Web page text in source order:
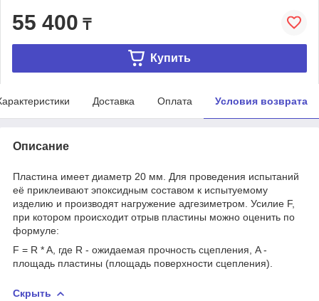
55 400 ₸
Купить
Доставка Оплата Условия возврата
Описание
Пластина имеет диаметр 20 мм. Для проведения испытаний
её приклеивают эпоксидным составом к испытуемому
изделию и производят нагружение адгезиметром. Усилие F,
при котором происходит отрыв пластины можно оценить по
формуле:
F = R * A, где R - ожидаемая прочность сцепления, A -
площадь пластины (площадь поверхности сцепления).
Скрыть